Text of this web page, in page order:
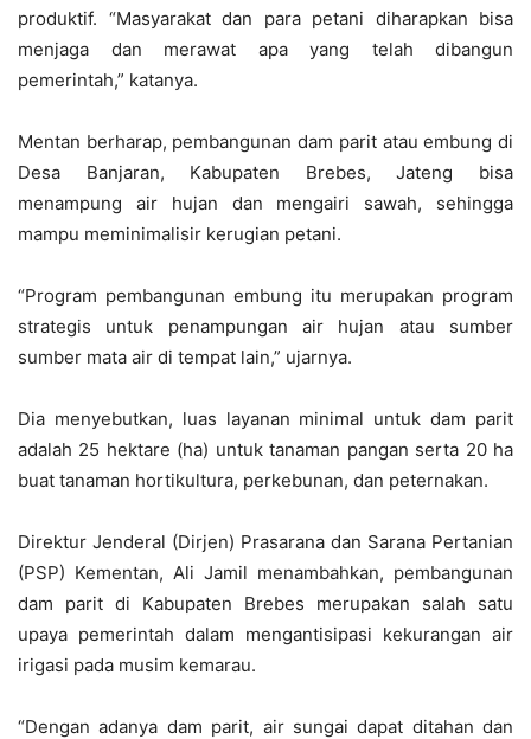
produktif. “Masyarakat dan para petani diharapkan bisa
menjaga dan merawat apa yang telah dibangun
pemerintah,” katanya.
Mentan berharap, pembangunan dam parit atau embung di
Desa Banjaran, Kabupaten Brebes, Jateng bisa
menampung air hujan dan mengairi sawah, sehingga
mampu meminimalisir kerugian petani.
“Program pembangunan embung itu merupakan program
strategis untuk penampungan air hujan atau sumber
sumber mata air di tempat lain,” ujarnya.
Dia menyebutkan, luas layanan minimal untuk dam parit
adalah 25 hektare (ha) untuk tanaman pangan serta 20 ha
buat tanaman hortikultura, perkebunan, dan peternakan.
Direktur Jenderal (Dirjen) Prasarana dan Sarana Pertanian
(PSP) Kementan, Ali Jamil menambahkan, pembangunan
dam parit di Kabupaten Brebes merupakan salah satu
upaya pemerintah dalam mengantisipasi kekurangan air
irigasi pada musim kemarau.
“Dengan adanya dam parit, air sungai dapat ditahan dan